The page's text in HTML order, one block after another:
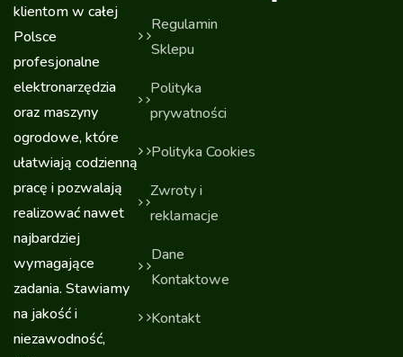
klientom w całej
Polsce
profesjonalne
elektronarzędzia
oraz maszyny
ogrodowe, które
ułatwiają codzienną
pracę i pozwalają
realizować nawet
najbardziej
wymagające
zadania. Stawiamy
na jakość i
niezawodność,
Regulamin
Sklepu
Polityka
prywatności
Polityka Cookies
Zwroty i
reklamacje
Dane
Kontaktowe
Kontakt